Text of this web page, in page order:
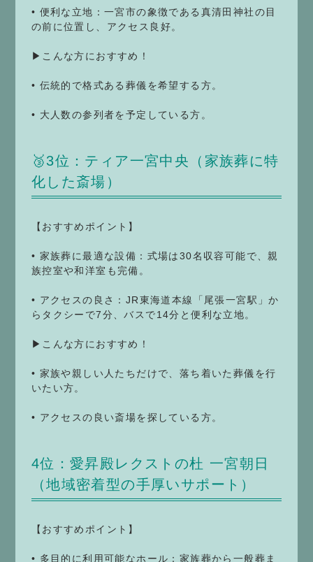
• 便利な立地：一宮市の象徴である真清田神社の目
の前に位置し、アクセス良好。
▶こんな方におすすめ！
• 伝統的で格式ある葬儀を希望する方。
• 大人数の参列者を予定している方。
🥉3位：ティア一宮中央（家族葬に特
化した斎場）
【おすすめポイント】
• 家族葬に最適な設備：式場は30名収容可能で、親
族控室や和洋室も完備。
• アクセスの良さ：JR東海道本線「尾張一宮駅」か
らタクシーで7分、バスで14分と便利な立地。
▶こんな方におすすめ！
• 家族や親しい人たちだけで、落ち着いた葬儀を行
いたい方。
• アクセスの良い斎場を探している方。
4位：愛昇殿レクストの杜 一宮朝日
（地域密着型の手厚いサポート）
【おすすめポイント】
• 多目的に利用可能なホール：家族葬から一般葬ま